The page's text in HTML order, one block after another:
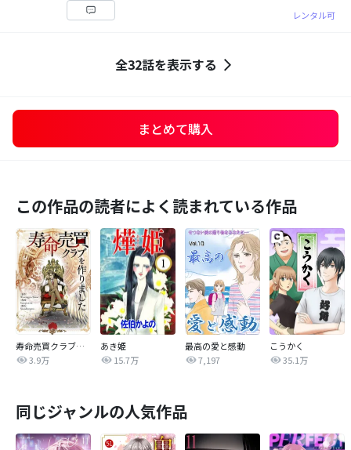
レンタル可
全32話を表示する
まとめて購入
この作品の読者によく読まれている作品
寿命売買クラブを作りました【タテヨミ】
3.9万
あき姫
15.7万
最高の愛と感動
7,197
こうかく
35.1万
同じジャンルの人気作品